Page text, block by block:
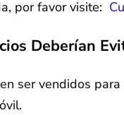
por favor visite:
Deberían
ser vendidos